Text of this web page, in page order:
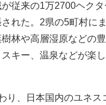
従来の1万2700ヘク
れた。2県の5町村に
林や高層湿原などの
キー、温泉などが楽
り、日本国内のユネス